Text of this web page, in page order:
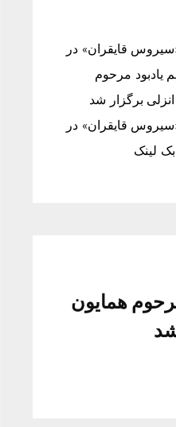
قایقران» در
یادبود مرحوم
برگزار شد
قایقران» در
لینک
همایون